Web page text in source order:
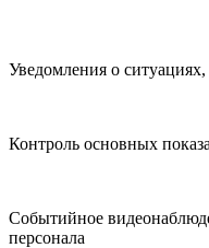
Уведомления о
Контроль основных
Событийное
персонала